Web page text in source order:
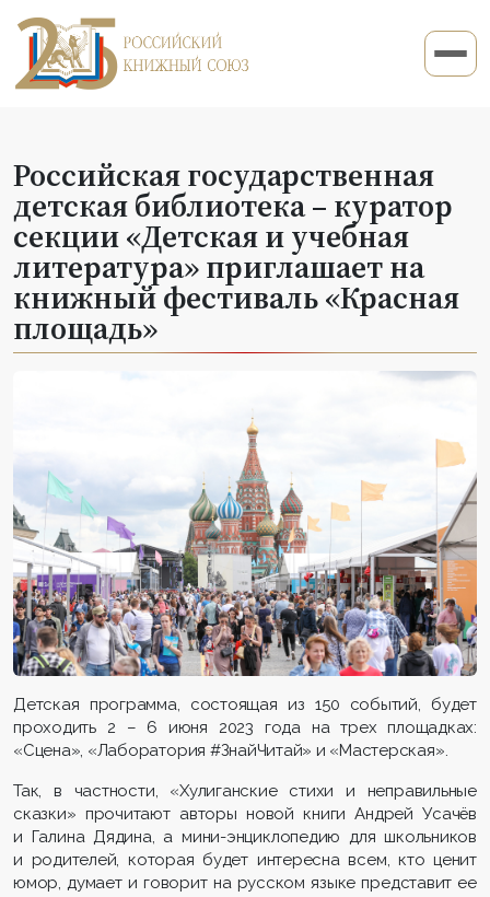
Российская государственная
детская библиотека – куратор
секции «Детская и учебная
литература» приглашает на
книжный фестиваль «Красная
площадь»
Детская программа, состоящая из 150 событий, будет
проходить 2 – 6 июня 2023 года на трех площадках:
«Сцена», «Лаборатория #ЗнайЧитай» и «Мастерская».
Так, в частности, «Хулиганские стихи и неправильные
сказки» прочитают авторы новой книги Андрей Усачёв
и Галина Дядина, а мини-энциклопедию для школьников
и родителей, которая будет интересна всем, кто ценит
юмор, думает и говорит на русском языке представит ее